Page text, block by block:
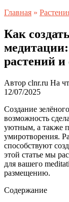
Главная »
Как
растений
Автор clnr.ru На
12/07/2025
Создание
возможность
уютным, а также
умиротворения.
способствуют
этой статье мы
для вашего
размещению.
Содержание